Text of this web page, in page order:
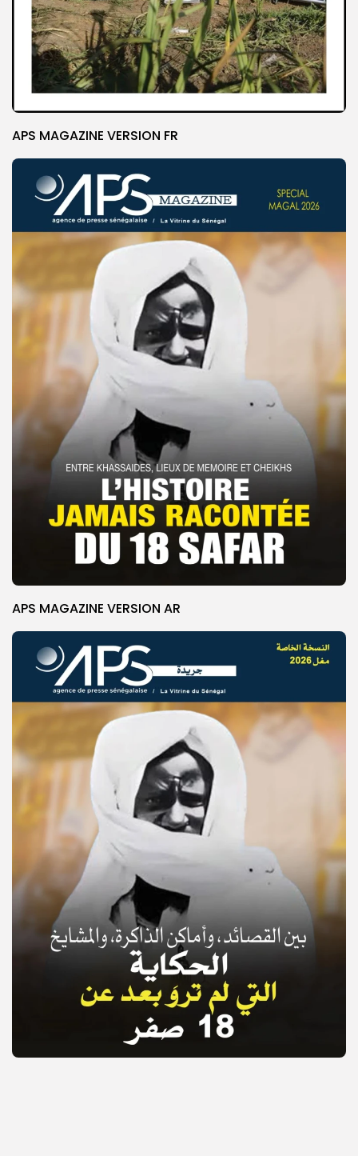
© Copyright 2025, APS
APS MAGAZINE VERSION FR
APS MAGAZINE VERSION AR